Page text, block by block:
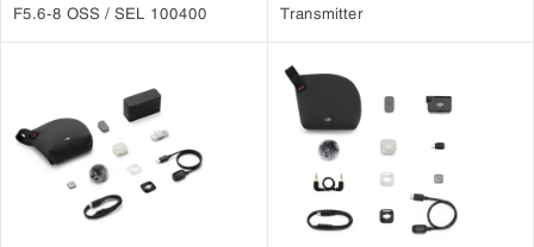
F5.6-8 OSS / SEL 100400
Transmitter